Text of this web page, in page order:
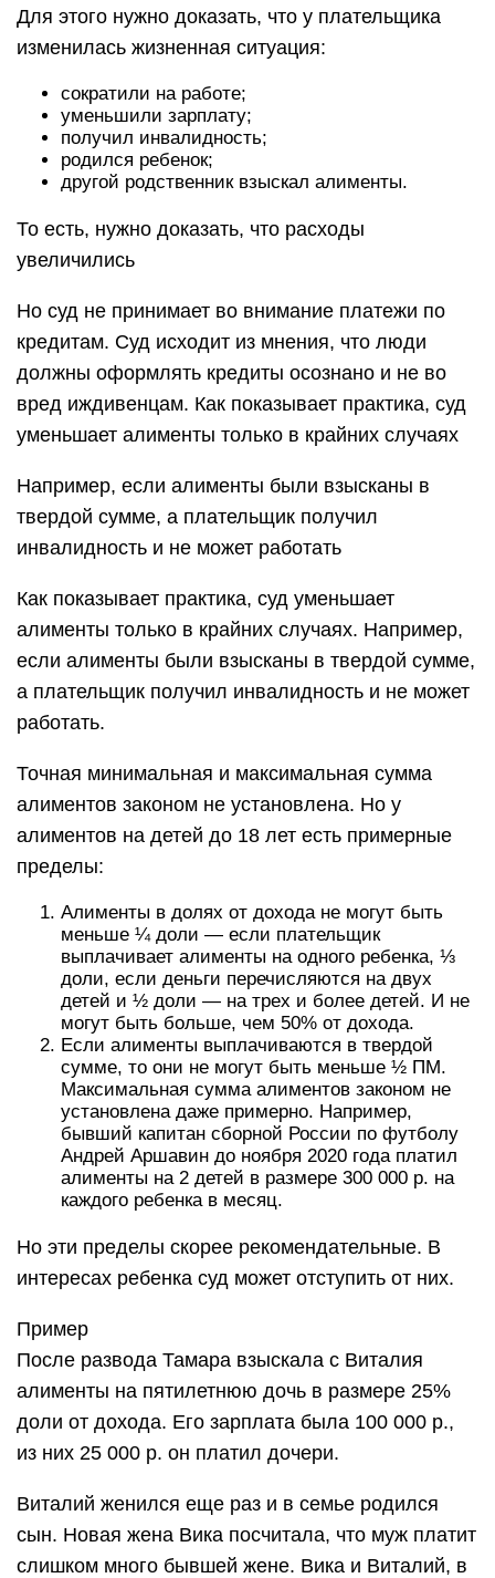
Для этого нужно доказать, что у плательщика
изменилась жизненная ситуация:
сократили на работе;
уменьшили зарплату;
получил инвалидность;
родился ребенок;
другой родственник взыскал алименты.
То есть, нужно доказать, что расходы
увеличились
Но суд не принимает во внимание платежи по
кредитам. Суд исходит из мнения, что люди
должны оформлять кредиты осознано и не во
вред иждивенцам. Как показывает практика, суд
уменьшает алименты только в крайних случаях
Например, если алименты были взысканы в
твердой сумме, а плательщик получил
инвалидность и не может работать
Как показывает практика, суд уменьшает
алименты только в крайних случаях. Например,
если алименты были взысканы в твердой сумме,
а плательщик получил инвалидность и не может
работать.
Точная минимальная и максимальная сумма
алиментов законом не установлена. Но у
алиментов на детей до 18 лет есть примерные
пределы:
Алименты в долях от дохода не могут быть
меньше ¼ доли — если плательщик
выплачивает алименты на одного ребенка, ⅓
доли, если деньги перечисляются на двух
детей и ½ доли — на трех и более детей. И не
могут быть больше, чем 50% от дохода.
Если алименты выплачиваются в твердой
сумме, то они не могут быть меньше ½ ПМ.
Максимальная сумма алиментов законом не
установлена даже примерно. Например,
бывший капитан сборной России по футболу
Андрей Аршавин до ноября 2020 года платил
алименты на 2 детей в размере 300 000 р. на
каждого ребенка в месяц.
Но эти пределы скорее рекомендательные. В
интересах ребенка суд может отступить от них.
Пример
После развода Тамара взыскала с Виталия
алименты на пятилетнюю дочь в размере 25%
доли от дохода. Его зарплата была 100 000 р.,
из них 25 000 р. он платил дочери.
Виталий женился еще раз и в семье родился
сын. Новая жена Вика посчитала, что муж платит
слишком много бывшей жене. Вика и Виталий, в